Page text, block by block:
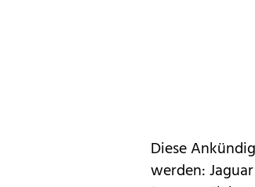
Diese
werden:Jaguar